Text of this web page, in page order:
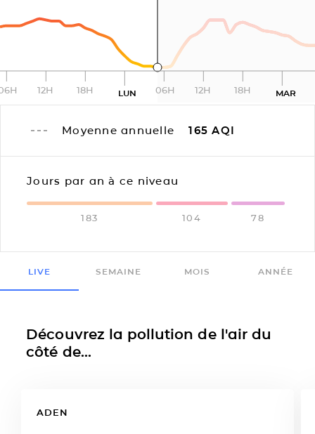
12H 18H LUN 06H 12H 18H MAR
Moyenne annuelle 165 AQI
Jours par an à ce niveau
183 104 78
LIVE SEMAINE MOIS ANNÉE
Découvrez la pollution de l'air du
côté de...
ADEN